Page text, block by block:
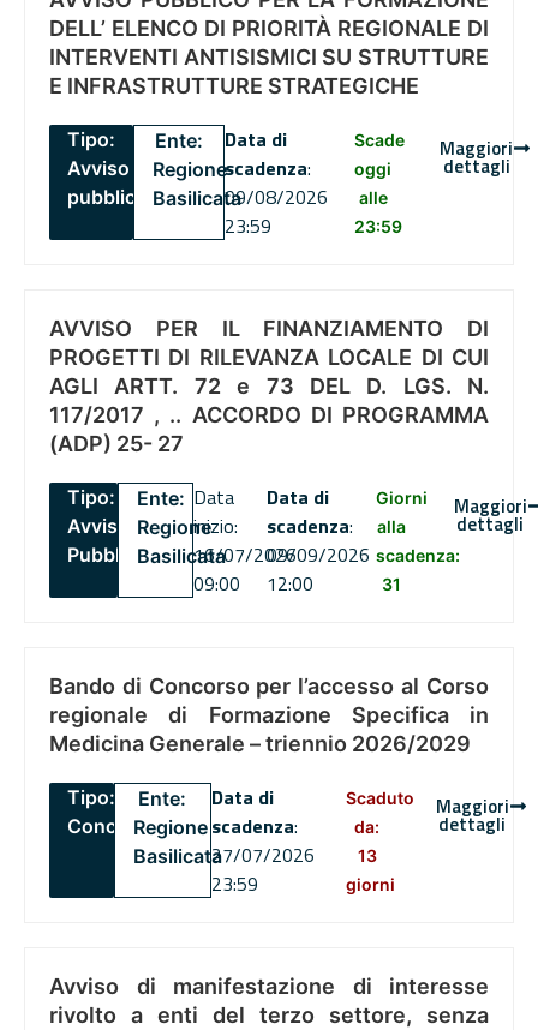
DELL’ ELENCO DI PRIORITÀ REGIONALE DI
INTERVENTI ANTISISMICI SU STRUTTURE
E INFRASTRUTTURE STRATEGICHE
Tipo:
Avviso
pubblico
Ente:
Regione
Basilicata
Data di
scadenza:
09/08/2026
23:59
Scade
oggi
alle
23:59
Maggiori
dettagli
AVVISO PER IL FINANZIAMENTO DI
PROGETTI DI RILEVANZA LOCALE DI CUI
AGLI ARTT. 72 e 73 DEL D. LGS. N.
117/2017 , .. ACCORDO DI PROGRAMMA
(ADP) 25- 27
Tipo:
Avviso
Pubblico
Ente:
Regione
Basilicata
Data
inizio:
16/07/2026
09:00
Data di
scadenza:
09/09/2026
12:00
Giorni
alla
scadenza:
31
Maggiori
dettagli
Bando di Concorso per l’accesso al Corso
regionale di Formazione Specifica in
Medicina Generale – triennio 2026/2029
Tipo:
Concorsi
Ente:
Regione
Basilicata
Data di
scadenza:
27/07/2026
23:59
Scaduto
da:
13
giorni
Maggiori
dettagli
Avviso di manifestazione di interesse
rivolto a enti del terzo settore, senza